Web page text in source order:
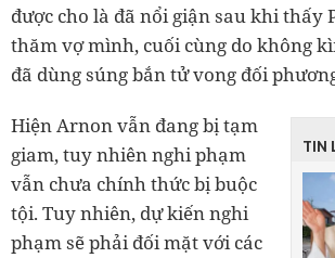
được cho là đã nổi giận sau khi thấy
thăm vợ mình, cuối cùng do không
đã dùng súng bắn tử vong đối
TIN
Hiện Arnon vẫn đang bị tạm
giam, tuy nhiên nghi phạm
vẫn chưa chính thức bị buộc
tội. Tuy nhiên, dự kiến nghi
phạm sẽ phải đối mặt với các